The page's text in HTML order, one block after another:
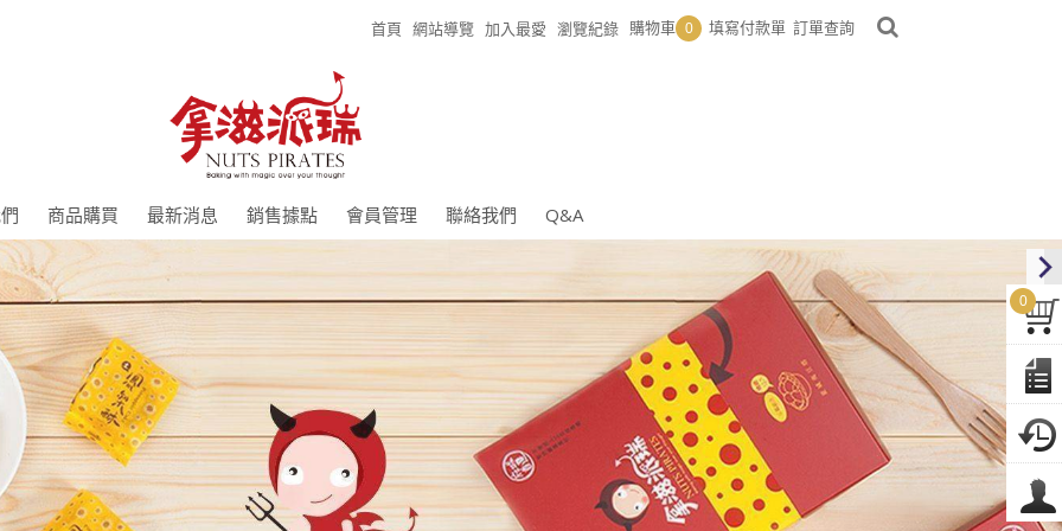
首頁 網站導覽 加入最愛 瀏覽紀錄 購物車 0 填寫付款單 訂單查詢
商品購買 最新消息 銷售據點 會員管理 聯絡我們 Q&A
0